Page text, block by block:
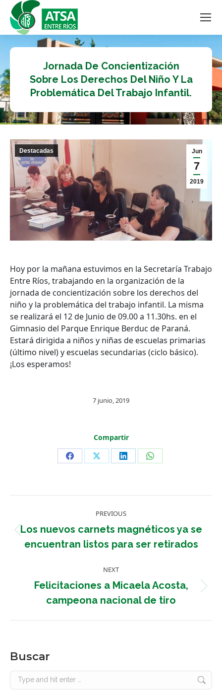
Jornada De Concientización
Sobre Los Derechos Del Niño Y La
Problemática Del Trabajo Infantil.
Jun
7
2019
Destacadas
Hoy por la mañana estuvimos en la Secretaría Trabajo
Entre Ríos, trabajando en la organización de la
jornada de concientización sobre los derechos del
niño y la problemática del trabajo infantil. La misma
se realizará el 12 de Junio de 09.00 a 11.30hs. en el
Gimnasio del Parque Enrique Berduc de Paraná.
Estará dirigida a niños y niñas de escuelas primarias
(último nivel) y escuelas secundarias (ciclo básico).
¡Los esperamos!
7 junio, 2019
Compartir
Share
Facebook
Share
X
Share
LinkedIn
Share
WhatsApp
PREVIOUS
Previous
post:
Los nuevos carnets magnéticos ya se
encuentran listos para ser retirados
NEXT
Next
post:
Felicitaciones a Micaela Acosta,
campeona nacional de tiro
Buscar
Search: